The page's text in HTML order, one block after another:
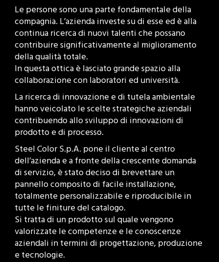
Le persone sono una parte fondamentale della
compagnia. L’azienda investe su di esse ed è alla
continua ricerca di nuovi talenti che possano
contribuire significativamente al miglioramento
della qualità totale.
In questa ottica è lasciato grande spazio alla
collaborazione con laboratori ed università.
La ricerca di innovazione e di tutela ambientale
hanno veicolato le scelte strategiche aziendali
contribuendo allo sviluppo di innovazioni di
prodotto e di processo.
Steel Color S.p.A. pone il cliente al centro
dell’azienda e a fronte della crescente domanda
di servizio, è stato deciso di brevettare un
pannello composito di facile installazione,
totalmente personalizzabile e riproducibile in
tutte le finiture del catalogo.
Si tratta di un prodotto sul quale vengono
valorizzate le competenze e le conoscenze
aziendali in termini di progettazione, produzione
e tecnologie.